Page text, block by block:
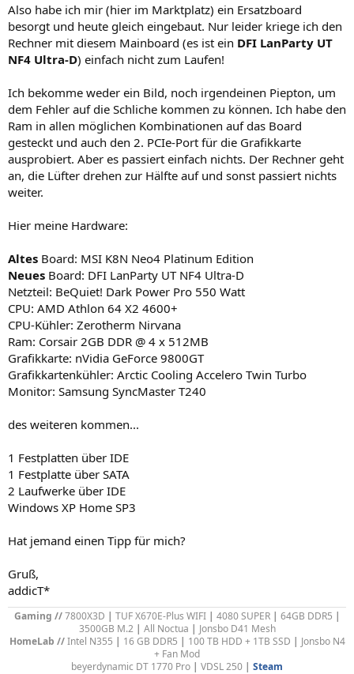
Also habe ich mir (hier im Marktplatz) ein Ersatzboard
besorgt und heute gleich eingebaut. Nur leider kriege ich den
Rechner mit diesem Mainboard (es ist ein DFI LanParty UT
NF4 Ultra-D) einfach nicht zum Laufen!
Ich bekomme weder ein Bild, noch irgendeinen Piepton, um
dem Fehler auf die Schliche kommen zu können. Ich habe den
Ram in allen möglichen Kombinationen auf das Board
gesteckt und auch den 2. PCIe-Port für die Grafikkarte
ausprobiert. Aber es passiert einfach nichts. Der Rechner geht
an, die Lüfter drehen zur Hälfte auf und sonst passiert nichts
weiter.
Hier meine Hardware:
Altes Board: MSI K8N Neo4 Platinum Edition
Neues Board: DFI LanParty UT NF4 Ultra-D
Netzteil: BeQuiet! Dark Power Pro 550 Watt
CPU: AMD Athlon 64 X2 4600+
CPU-Kühler: Zerotherm Nirvana
Ram: Corsair 2GB DDR @ 4 x 512MB
Grafikkarte: nVidia GeForce 9800GT
Grafikkartenkühler: Arctic Cooling Accelero Twin Turbo
Monitor: Samsung SyncMaster T240
des weiteren kommen...
1 Festplatten über IDE
1 Festplatte über SATA
2 Laufwerke über IDE
Windows XP Home SP3
Hat jemand einen Tipp für mich?
Gruß,
addicT*
Gaming //7800X3D | TUF X670E-Plus WIFI | 4080 SUPER | 64GB DDR5 |
3500GB M.2 | All Noctua | Jonsbo D41 Mesh
HomeLab //Intel N355 | 16 GB DDR5 | 100 TB HDD + 1TB SSD | Jonsbo N4
+ Fan Mod
beyerdynamic DT 1770 Pro | VDSL 250 | Steam